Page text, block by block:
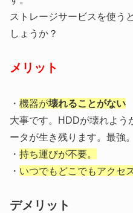
ストレージサービスを使う
しょうか？
メリット
・機器が壊れることがない
大事です。HDDが壊れよう
ータが生き残ります。最強。
・持ち運びが不要。
・ いつでもどこでもアクセ
デメリット